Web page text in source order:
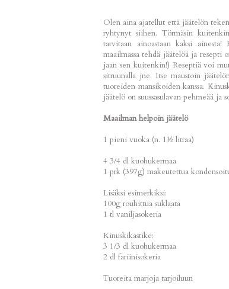
Olen aina ajatellut että jäätelön
ryhtynyt siihen. Törmäsin
tarvitaan ainoastaan kaksi
maailmassa tehdä jäätelöä ja
jaan sen kuitenkin!) Reseptiä voi
sitruunalla jne. Itse maustoin
tuoreiden mansikoiden kanssa.
jäätelö on suussasulavan pehmeää
Maailman helpoin jäätelö
1 pieni vuoka (n. 1½ litraa)
4 3/4 dl kuohukermaa
1 prk (397g) makeutettua
Lisäksi esimerkiksi:
100g rouhittua suklaata
1 tl vaniljasokeria
Kinuskikastike:
3 1/3 dl kuohukermaa
2 dl fariinisokeria
Tuoreita marjoja tarjoiluun